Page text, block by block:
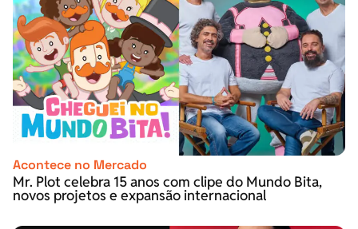
Acontece no Mercado
Mr. Plot celebra 15 anos com clipe do Mundo Bita,
novos projetos e expansão internacional